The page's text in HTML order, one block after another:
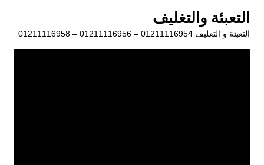
المحتوى
التعبئة والتغليف
التعبئة و التغليف 01211116954 – 01211116956 – 01211116958